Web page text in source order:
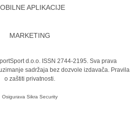
APLIKACIJE
MARKETING
d.o.o. ISSN 2744-2195. Sva prava
sadržaja bez dozvole izdavača. Pravila
o zaštiti privatnosti.
Osigurava Sikra Security